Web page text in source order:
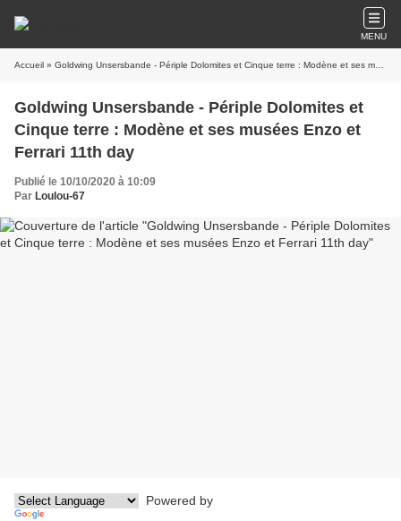
MENU
Accueil » Goldwing Unsersbande - Périple Dolomites et Cinque terre : Modène et ses musées Enzo et Ferrari 11th day
Goldwing Unsersbande - Périple Dolomites et
Cinque terre : Modène et ses musées Enzo et
Ferrari 11th day
Publié le 10/10/2020 à 10:09
Par Loulou-67
Powered by